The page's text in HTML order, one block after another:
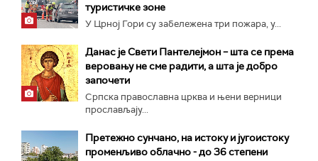
туристичке зоне
У Црној Гори су забележена три пожара, у...
Данас је Свети Пантелејмон – шта се према
веровању не сме радити, а шта је добро
започети
Српска православна црква и њени верници
прослављају...
Претежно сунчано, на истоку и југоистоку
променљиво облачно - до 36 степени